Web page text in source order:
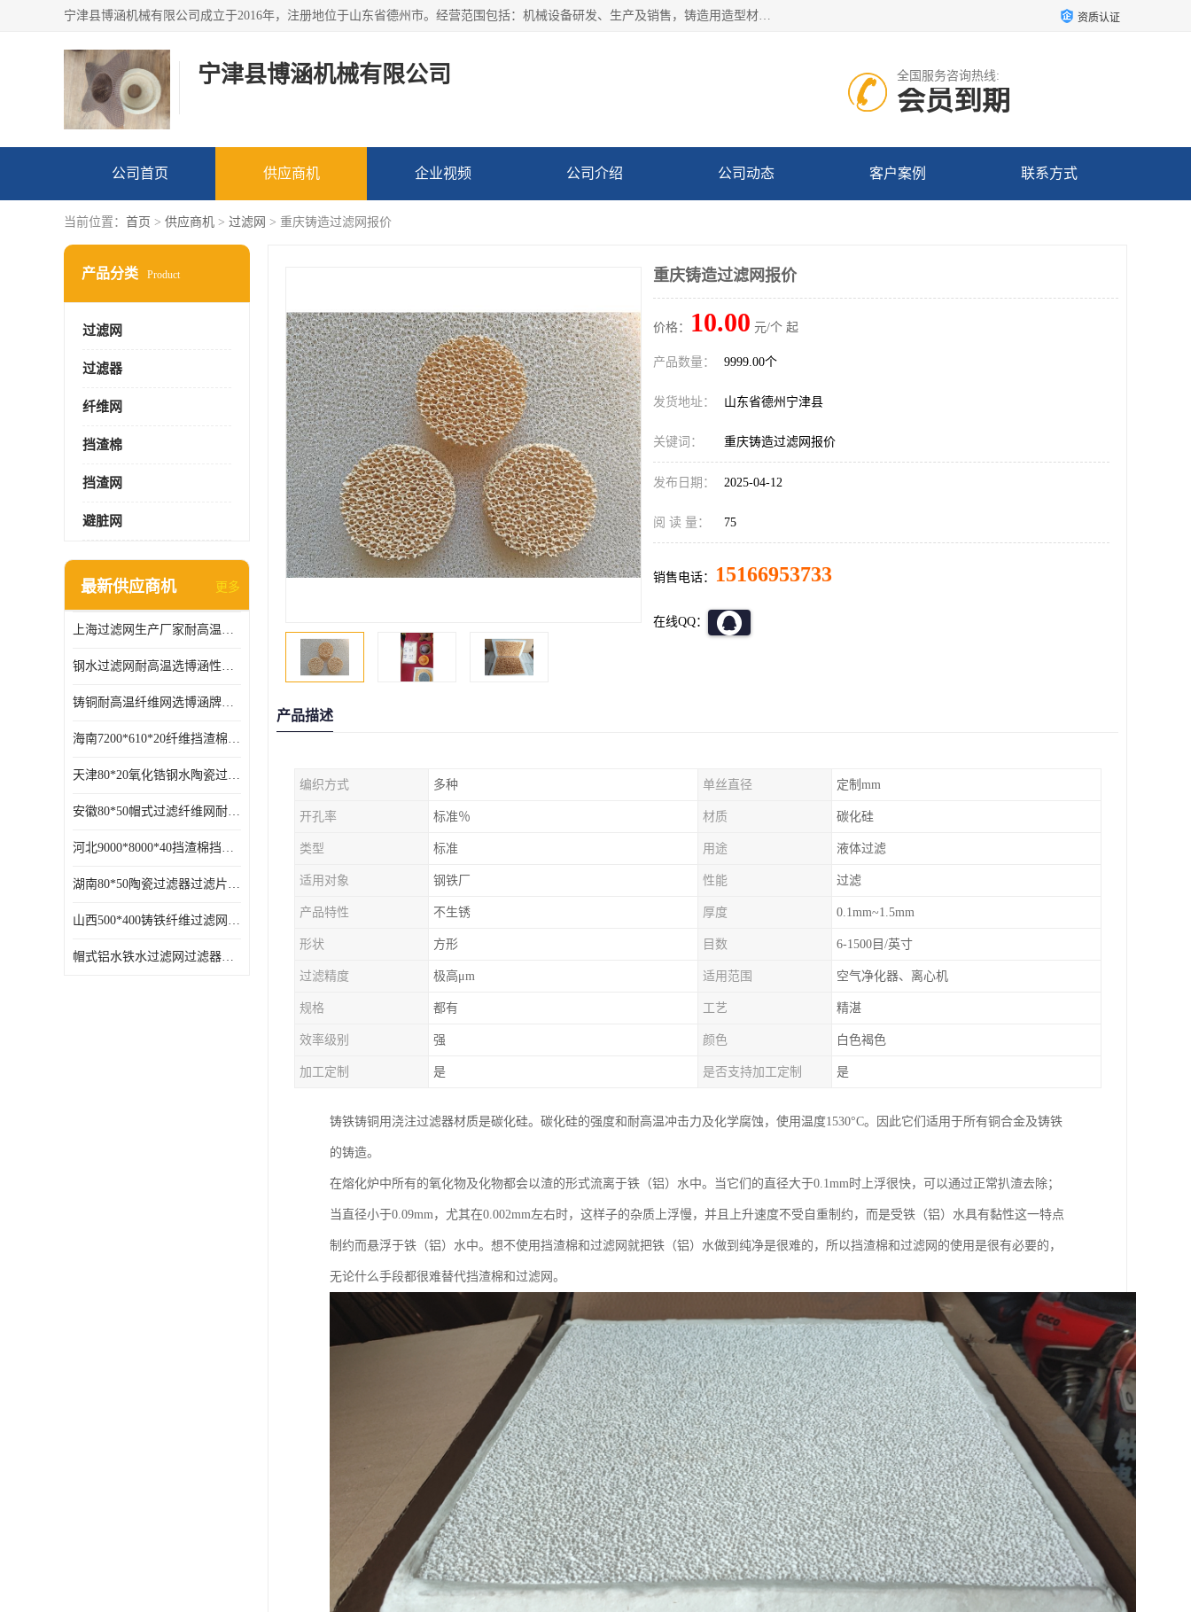
宁津县博涵机械有限公司成立于2016年，注册地位于山东省德州市。经营范围包括：机械设备研发、生产及销售，铸造用造型材料生产、销售，玻璃纤维及制品制造、销售，汽车零配件零售，机械零件、零部件加工，机械零件、零部件销售等；主要产品有：纤维过滤网,陶瓷过滤器,泡沫陶瓷过滤器,耐高温纤维过滤器,铸铁过滤器,铸铜过滤网,铸铝过滤网,铝轮毂过滤网,高效过滤网,高效陶瓷过滤网,高效纤维过滤网。 资质认证
宁津县博涵机械有限公司 全国服务咨询热线:
会员到期
公司首页 供应商机 企业视频 公司介绍 公司动态 客户案例 联系方式
当前位置： 首页 > 供应商机 > 过滤网 > 重庆铸造过滤网报价
产品分类 Product
过滤网
过滤器
纤维网
挡渣棉
挡渣网
避脏网
最新供应商机 更多
上海过滤网生产厂家耐高温可定制供应及时
钢水过滤网耐高温选博涵性能稳定价格合适
铸铜耐高温纤维网选博涵牌质量稳定
海南7200*610*20纤维挡渣棉耐高温
天津80*20氧化锆钢水陶瓷过滤器过滤效果明显
安徽80*50帽式过滤纤维网耐高温
河北9000*8000*40挡渣棉挡渣效果好耐高温
湖南80*50陶瓷过滤器过滤片过滤网效果好耐高温
山西500*400铸铁纤维过滤网方形网圆形网
帽式铝水铁水过滤网过滤器耐高温
重庆铸造过滤网报价
价格： 10.00 元/个 起
产品数量： 9999.00个
发货地址： 山东省德州宁津县
关键词： 重庆铸造过滤网报价
发布日期： 2025-04-12
阅 读 量： 75
销售电话： 15166953733
在线QQ：
产品描述
编织方式 多种 单丝直径 定制mm
开孔率 标准％ 材质 碳化硅
类型 标准 用途 液体过滤
适用对象 钢铁厂 性能 过滤
产品特性 不生锈 厚度 0.1mm~1.5mm
形状 方形 目数 6-1500目/英寸
过滤精度 极高μm 适用范围 空气净化器、离心机
规格 都有 工艺 精湛
效率级别 强 颜色 白色褐色
加工定制 是 是否支持加工定制 是
铸铁铸铜用浇注过滤器材质是碳化硅。碳化硅的强度和耐高温冲击力及化学腐蚀，使用温度1530°C。因此它们适用于所有铜合金及铸铁
的铸造。
在熔化炉中所有的氧化物及化物都会以渣的形式流离于铁（铝）水中。当它们的直径大于0.1mm时上浮很快，可以通过正常扒渣去除；
当直径小于0.09mm，尤其在0.002mm左右时，这样子的杂质上浮慢，并且上升速度不受自重制约，而是受铁（铝）水具有黏性这一特点
制约而悬浮于铁（铝）水中。想不使用挡渣棉和过滤网就把铁（铝）水做到纯净是很难的，所以挡渣棉和过滤网的使用是很有必要的，
无论什么手段都很难替代挡渣棉和过滤网。